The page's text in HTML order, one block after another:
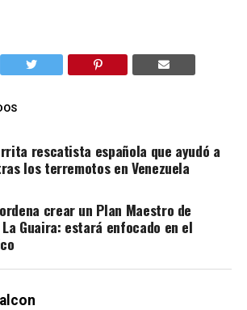
rescatista española que ayudó a
los terremotos en Venezuela
crear un Plan Maestro de
Guaira: estará enfocado en el